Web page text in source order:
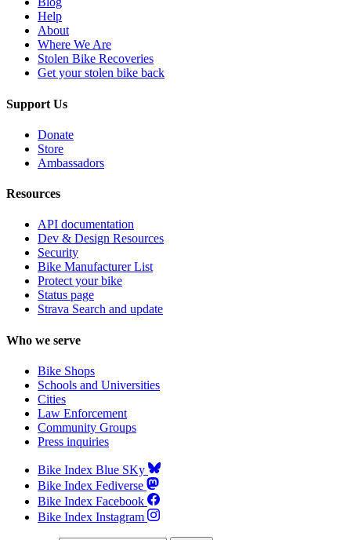
Help
About
Where We Are
Stolen Bike Recoveries
Get your stolen bike back
Support Us
Donate
Store
Ambassadors
Resources
API documentation
Dev & Design Resources
Security
Bike Manufacturer List
Protect your bike
Status page
Strava Search and update
Who we serve
Bike Shops
Schools and Universities
Cities
Law Enforcement
Community Groups
Press inquiries
Bike Index Blue SKy
Bike Index Fediverse
Bike Index Facebook
Bike Index Instagram